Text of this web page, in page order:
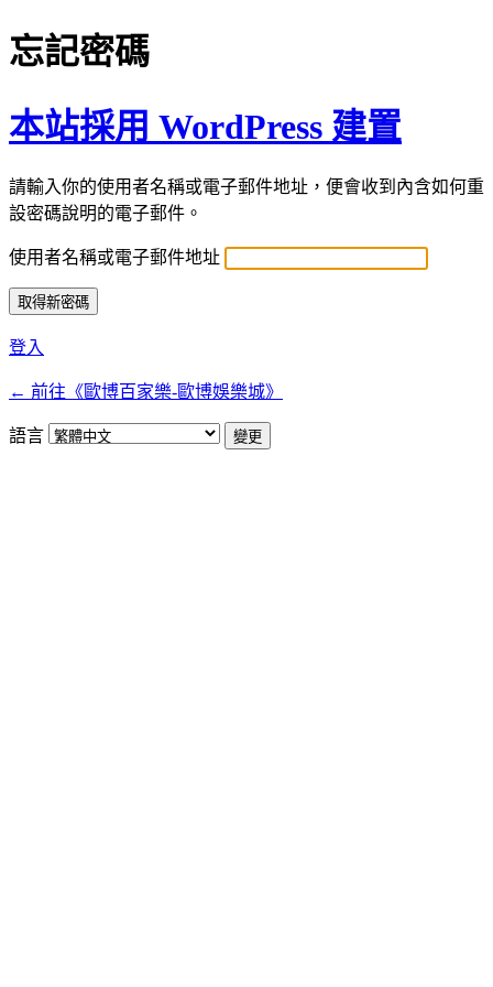
忘記密碼
本站採用 WordPress 建置
請輸入你的使用者名稱或電子郵件地址，便會收到內含如何重
設密碼說明的電子郵件。
使用者名稱或電子郵件地址
登入
← 前往《歐博百家樂-歐博娛樂城》
語言